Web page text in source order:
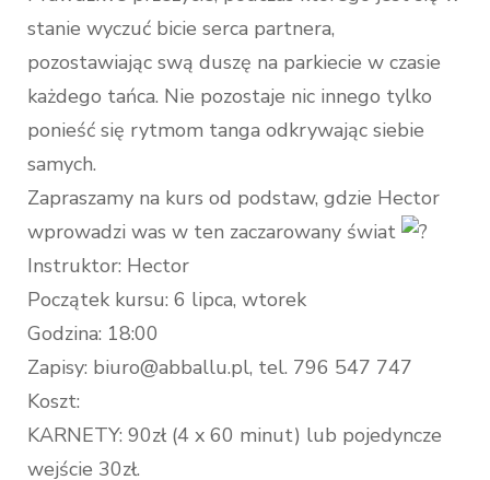
stanie wyczuć bicie serca partnera,
pozostawiając swą duszę na parkiecie w czasie
każdego tańca. Nie pozostaje nic innego tylko
ponieść się rytmom tanga odkrywając siebie
samych.
Zapraszamy na kurs od podstaw, gdzie Hector
wprowadzi was w ten zaczarowany świat
Instruktor: Hector
Początek kursu: 6 lipca, wtorek
Godzina: 18:00
Zapisy: biuro@abballu.pl, tel. 796 547 747
Koszt:
KARNETY: 90zł (4 x 60 minut) lub pojedyncze
wejście 30zł.